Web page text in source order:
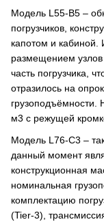
Модель L55-В5 –
погрузчиков,
капотом и
размещением
часть погрузчика,
отразилось на
м3 с режущей
Модель L76-C3 –
данный момент
конструкционная
номинальная
комплектацию
(Tier-3),